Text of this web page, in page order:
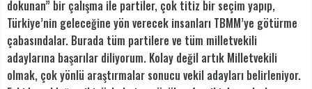
dokunan” bir çalışma ile partiler, çok titiz bir seçim yapıp,
Türkiye’nin geleceğine yön verecek insanları TBMM’ye götürme
çabasındalar. Burada tüm partilere ve tüm milletvekili
adaylarına başarılar diliyorum. Kolay değil artık Milletvekili
olmak, çok yönlü araştırmalar sonucu vekil adayları belirleniyor.